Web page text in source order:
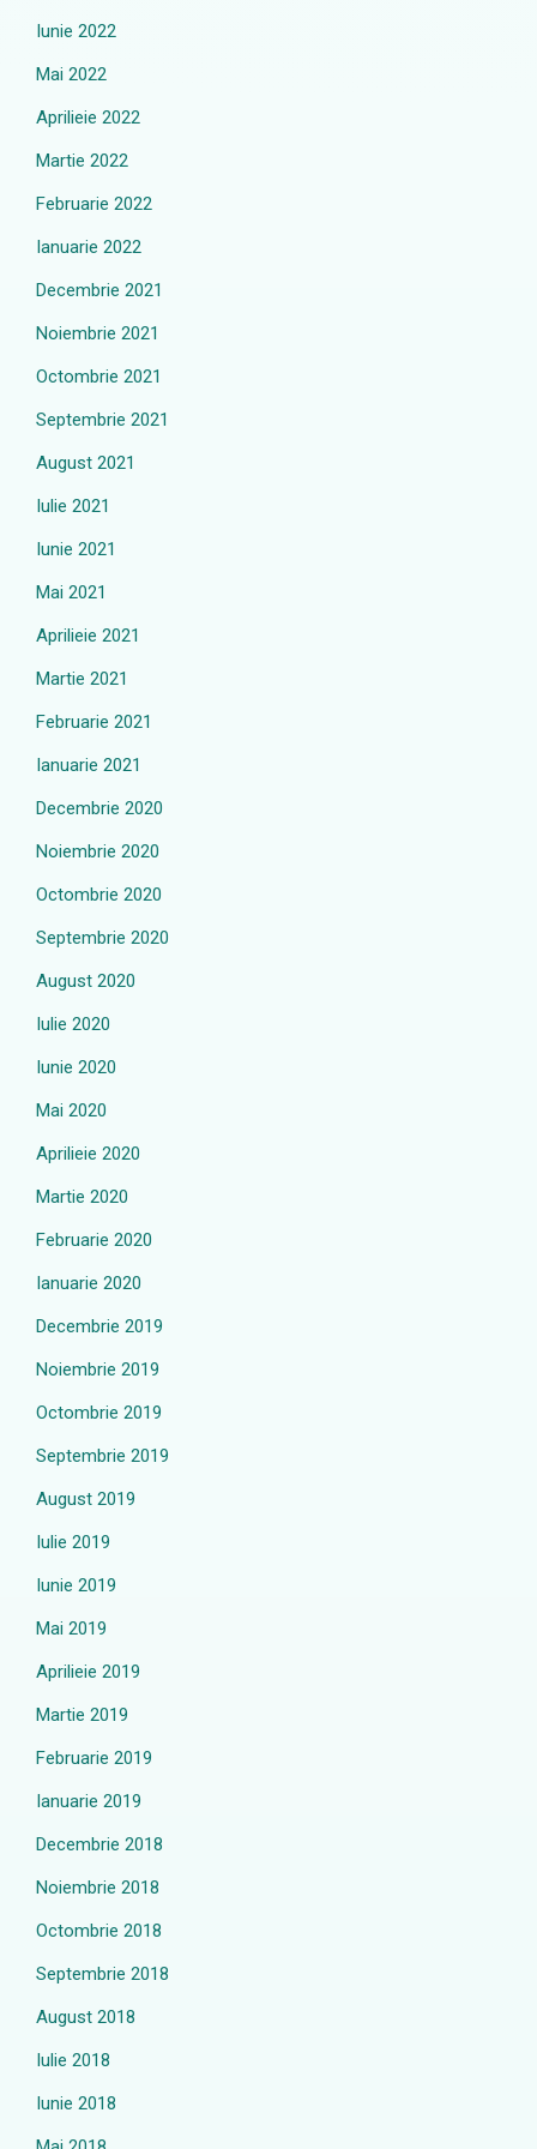
Iunie 2022
Mai 2022
Aprilieie 2022
Martie 2022
Februarie 2022
Ianuarie 2022
Decembrie 2021
Noiembrie 2021
Octombrie 2021
Septembrie 2021
August 2021
Iulie 2021
Iunie 2021
Mai 2021
Aprilieie 2021
Martie 2021
Februarie 2021
Ianuarie 2021
Decembrie 2020
Noiembrie 2020
Octombrie 2020
Septembrie 2020
August 2020
Iulie 2020
Iunie 2020
Mai 2020
Aprilieie 2020
Martie 2020
Februarie 2020
Ianuarie 2020
Decembrie 2019
Noiembrie 2019
Octombrie 2019
Septembrie 2019
August 2019
Iulie 2019
Iunie 2019
Mai 2019
Aprilieie 2019
Martie 2019
Februarie 2019
Ianuarie 2019
Decembrie 2018
Noiembrie 2018
Octombrie 2018
Septembrie 2018
August 2018
Iulie 2018
Iunie 2018